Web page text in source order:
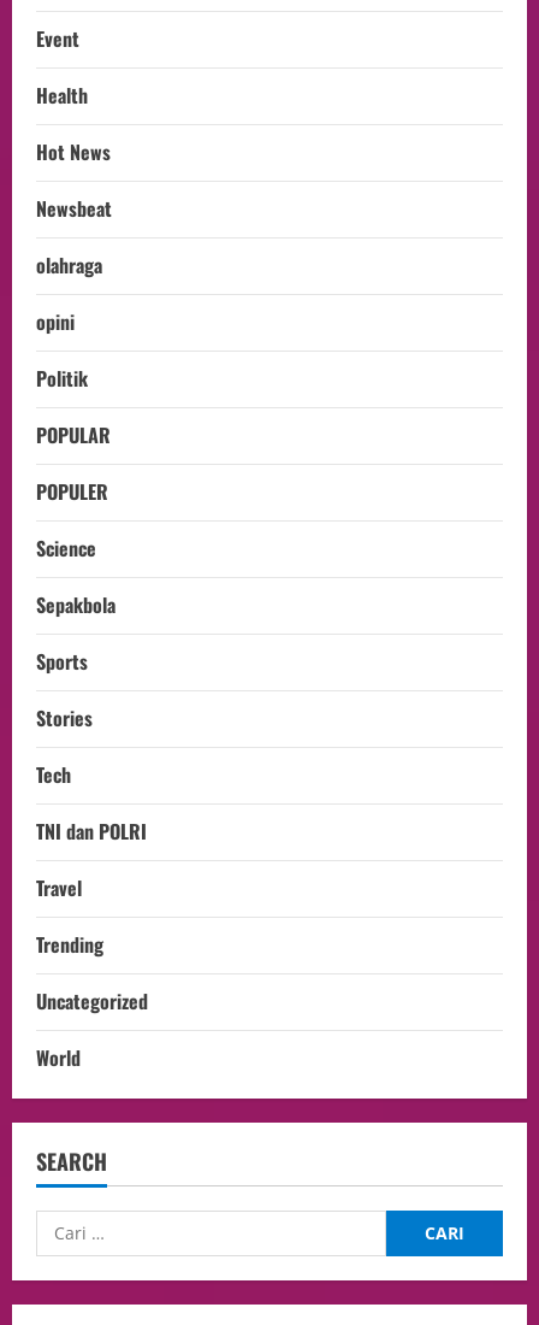
Event
Health
Hot News
Newsbeat
olahraga
opini
Politik
POPULAR
POPULER
Science
Sepakbola
Sports
Stories
Tech
TNI dan POLRI
Travel
Trending
Uncategorized
World
SEARCH